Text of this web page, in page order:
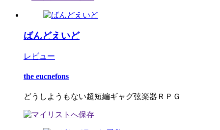
ばんどえいど
レビュー
the eucnefons
どうしようもない超短編ギャグ弦楽器ＲＰＧ